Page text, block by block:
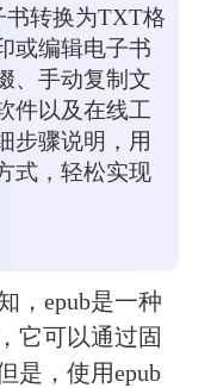
书转换为TXT格
或编辑电子书
、手动复制文
件以及在线工
步骤说明，用
式，轻松实现
，epub是一种
它可以通过固
是，使用epub